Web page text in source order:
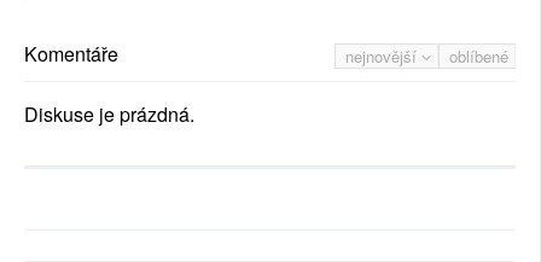
nejnovější oblíbené
Komentáře
Diskuse je prázdná.